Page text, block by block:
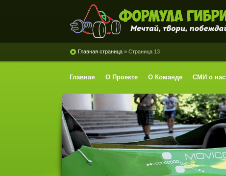
Формула Гибрид
Главная страница » Страница 13
Главная О Проекте О Команде СМИ о нас